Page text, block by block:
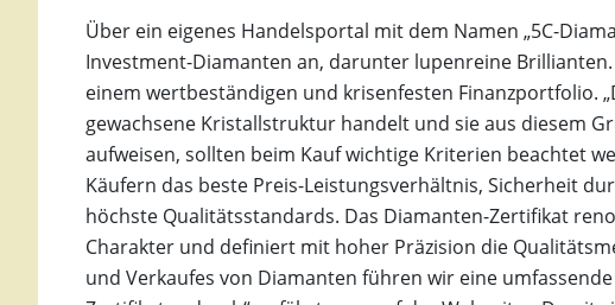
Über ein eigenes Handelsportal mit dem Namen „5C-
Investment-Diamanten an, darunter lupenreine
einem wertbeständigen und krisenfesten Finanzportfolio.
gewachsene Kristallstruktur handelt und sie aus diesem
aufweisen, sollten beim Kauf wichtige Kriterien beachtet
Käufern das beste Preis-Leistungsverhältnis, Sicherheit
höchste Qualitätsstandards. Das Diamanten-Zertifikat
Charakter und definiert mit hoher Präzision die
und Verkaufes von Diamanten führen wir eine